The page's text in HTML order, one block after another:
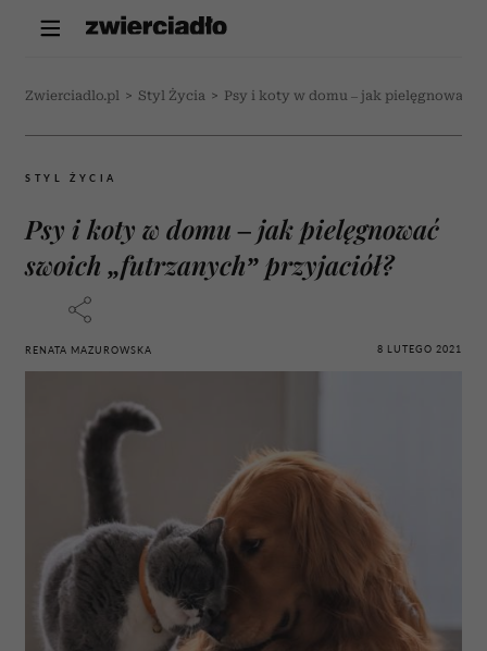
Zwierciadlo.pl > Styl Życia > Psy i koty w domu – jak pielęgnować
STYL ŻYCIA
Psy i koty w domu – jak pielęgnować
swoich „futrzanych” przyjaciół?
RENATA MAZUROWSKA 8 LUTEGO 2021